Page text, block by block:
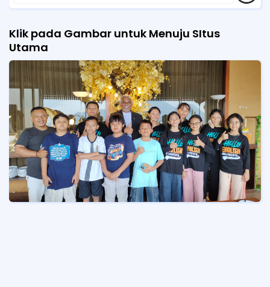
Klik pada Gambar untuk Menuju SItus
Utama